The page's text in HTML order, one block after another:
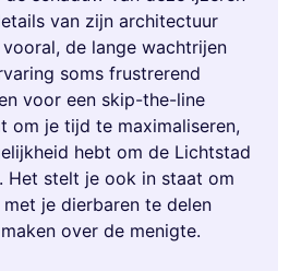
van zijn architectuur
de lange wachtrijen
soms frustrerend
voor een skip-the-line
om je tijd te maximaliseren,
hebt om de Lichtstad
Het stelt je ook in staat om
je dierbaren te delen
over de menigte.